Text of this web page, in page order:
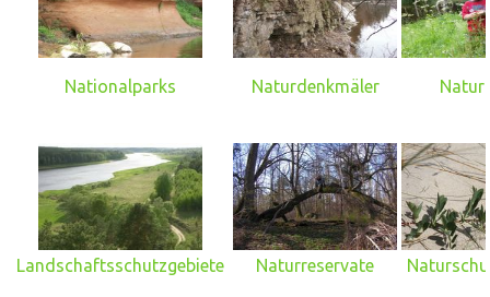
Nationalparks Naturdenkmäler
Landschaftsschutzgebiete Naturreservate